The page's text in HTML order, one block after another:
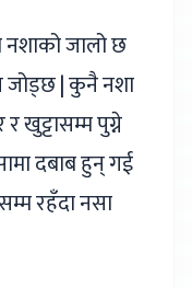
नशाको जालो छ
| कुनै नशा
खुट्टासम्म पुग्ने
दबाब हुन् गई
रहँदा नसा